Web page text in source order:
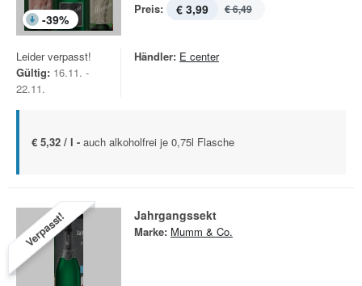
-39%
Preis: € 3,99 € 6,49
Leider verpasst!
Gültig: 16.11. -
22.11.
Händler: E center
€ 5,32 / l - auch alkoholfrei je 0,75l Flasche
Verpasst! Jahrgangssekt
Marke: Mumm & Co.